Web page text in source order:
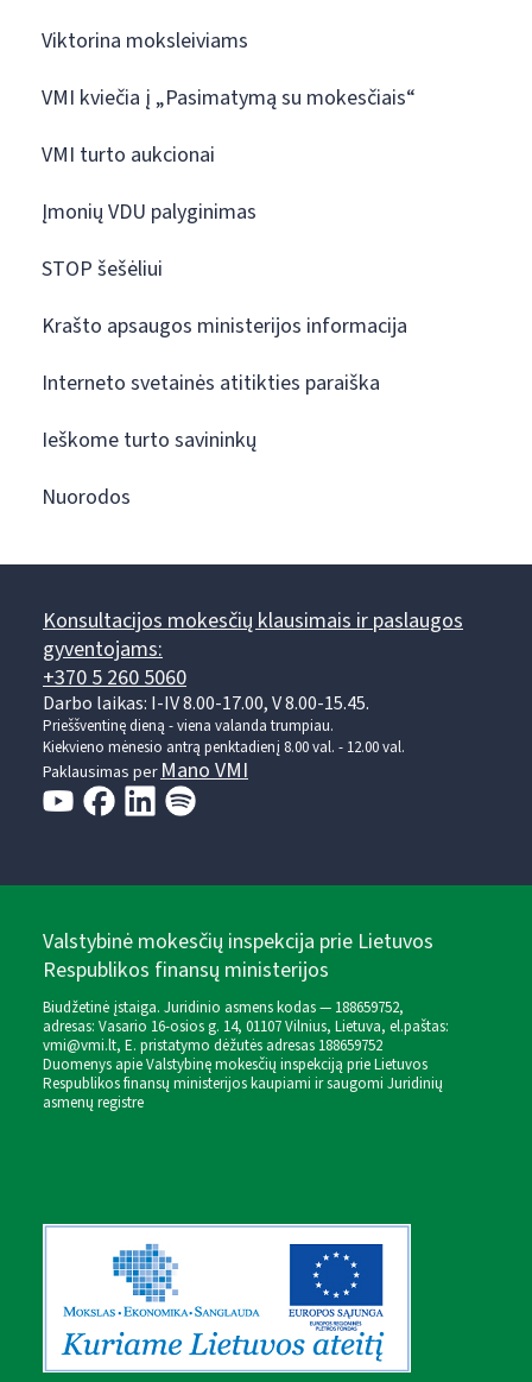
Viktorina moksleiviams
VMI kviečia į „Pasimatymą su mokesčiais“
VMI turto aukcionai
Įmonių VDU palyginimas
STOP šešėliui
Krašto apsaugos ministerijos informacija
Interneto svetainės atitikties paraiška
Ieškome turto savininkų
Nuorodos
Konsultacijos mokesčių klausimais ir paslaugos
gyventojams:
+370 5 260 5060
Darbo laikas: I-IV 8.00-17.00, V 8.00-15.45.
Prieššventinę dieną - viena valanda trumpiau.
Kiekvieno mėnesio antrą penktadienį 8.00 val. - 12.00 val.
Paklausimas perMano VMI
Valstybinė mokesčių inspekcija prie Lietuvos
Respublikos finansų ministerijos
Biudžetinė įstaiga. Juridinio asmens kodas — 188659752,
adresas: Vasario 16-osios g. 14, 01107 Vilnius, Lietuva, el.paštas:
vmi@vmi.lt, E. pristatymo dėžutės adresas 188659752
Duomenys apie Valstybinę mokesčių inspekciją prie Lietuvos
Respublikos finansų ministerijos kaupiami ir saugomi Juridinių
asmenų registre